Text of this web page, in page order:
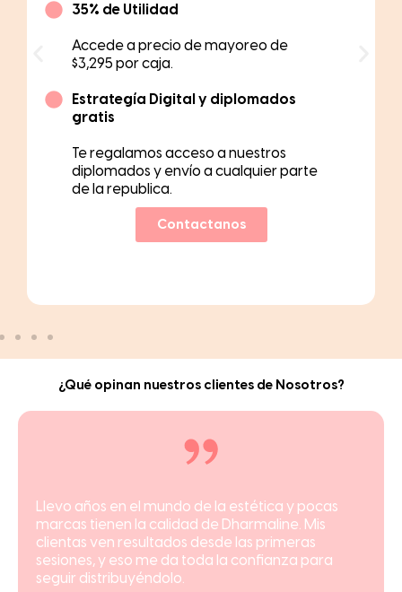
45% de Utilidad
Accede a precio de mayoreo de
$2,920 por caja.
Estrategía Digital y diplomados
gratis
Te regalamos acceso a nuestros
diplomados, envío y beneficios
digitales.
Contactanos
¿Qué opinan nuestros clientes de Nosotros?
Entré sin mucha idea y hoy ya tengo mis clientas
fijas. Definitivamente Dharmaline fue una gran
forma de introducirse en el mundo de la estética.
Beatriz Lara